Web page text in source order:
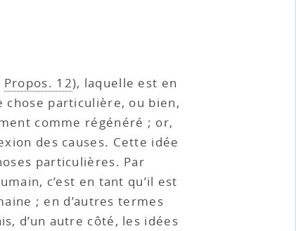
Propos. 12), laquelle est en
chose particulière, ou bien,
comme régénéré ; or,
des causes. Cette idée
particulières. Par
c’est en tant qu’il est
; en d’autres termes
d’un autre côté, les idées